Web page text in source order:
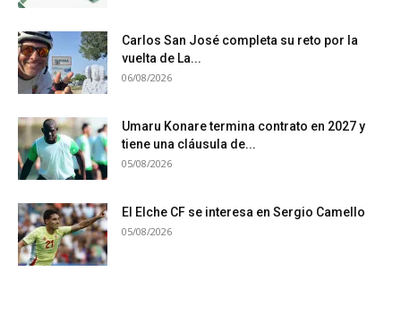
Carlos San José completa su reto por la
vuelta de La...
06/08/2026
Umaru Konare termina contrato en 2027 y
tiene una cláusula de...
05/08/2026
El Elche CF se interesa en Sergio Camello
05/08/2026